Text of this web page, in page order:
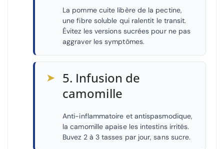
La pomme cuite libère de la pectine,
une fibre soluble qui ralentit le transit.
Évitez les versions sucrées pour ne pas
aggraver les symptômes.
➤ 5. Infusion de
camomille
Anti-inflammatoire et antispasmodique,
la camomille apaise les intestins irrités.
Buvez 2 à 3 tasses par jour, sans sucre.